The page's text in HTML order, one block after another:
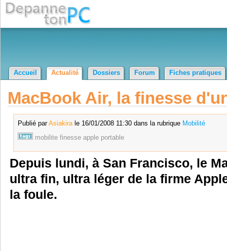
Accueil Actualité Dossiers Forum Fiches pratiques
MacBook Air, la finesse
Publié parAsiakirale 16/01/2008 11:30 dans la rubrique Mobilité
mobilite finesse apple portable
Depuis lundi, à San Francisco, le
ultra fin, ultra léger de la firme
la foule.